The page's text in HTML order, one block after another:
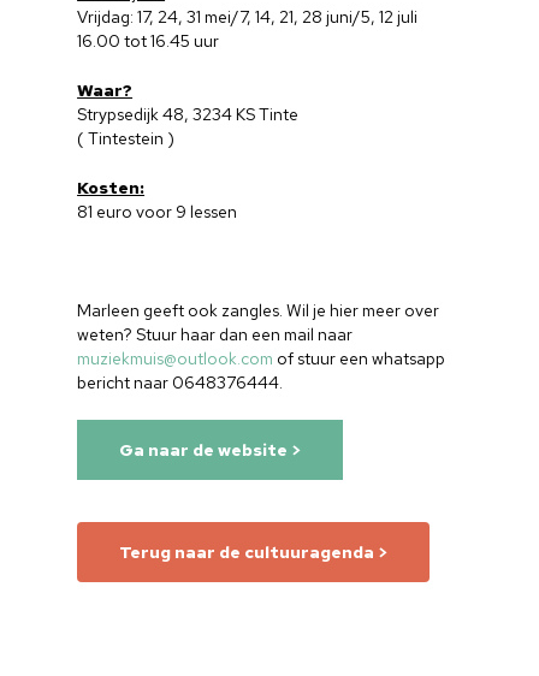
Vrijdag: 17, 24, 31 mei/7, 14, 21, 28 juni/5, 12 juli
16.00 tot 16.45 uur
Waar?
Strypsedijk 48, 3234 KS Tinte
( Tintestein )
Kosten:
81 euro voor 9 lessen
Marleen geeft ook zangles. Wil je hier meer over
weten? Stuur haar dan een mail naar
muziekmuis@outlook.com of stuur een whatsapp
bericht naar 0648376444.
Ga naar de website >
Terug naar de cultuuragenda >
Home
Cultuuragenda